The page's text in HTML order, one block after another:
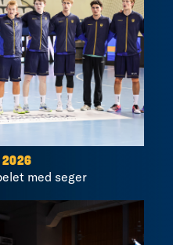
2026
med seger